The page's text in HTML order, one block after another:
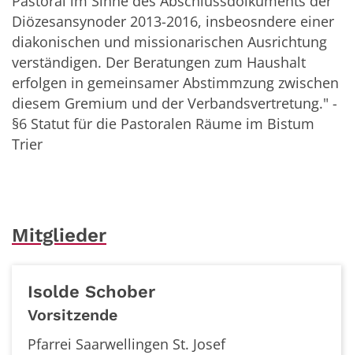
Diözesansynoder 2013-2016, insbeosndere einer
diakonischen und missionarischen Ausrichtung
verständigen. Der Beratungen zum Haushalt
erfolgen in gemeinsamer Abstimmzung zwischen
diesem Gremium und der Verbandsvertretung." -
§6 Statut für die Pastoralen Räume im Bistum
Trier
Mitglieder
Isolde Schober
Vorsitzende
Pfarrei Saarwellingen St. Josef